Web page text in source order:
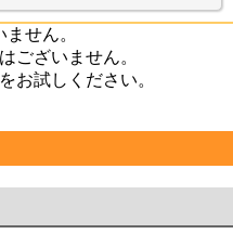
せん。
ございません。
お試しください。